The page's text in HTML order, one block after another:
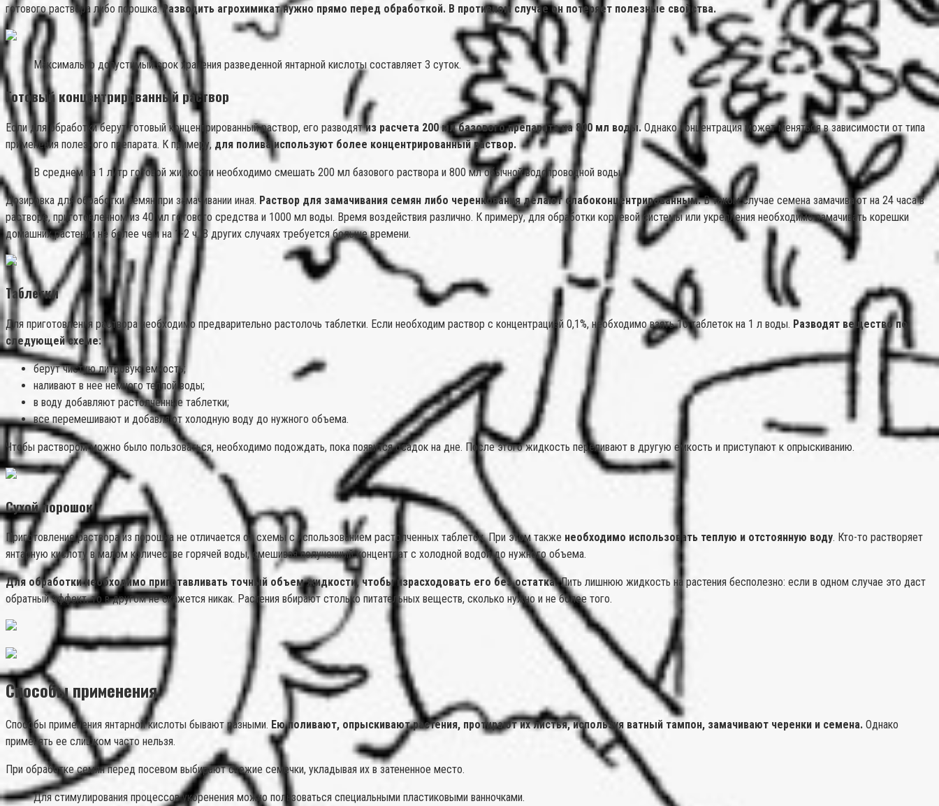
готового раствора либо порошка.Разводить агрохимикат нужно прямо перед обработкой. В противном случае он потеряет полезные свойства.
Максимально допустимый срок хранения разведенной янтарной кислоты составляет 3 суток.
Готовый концентрированный раствор
Если для обработки берут готовый концентрированный раствор, его разводятиз расчета 200 мл базового препарата на 800 мл воды. Однако концентрация может меняться в зависимости от типа
применения полезного препарата. К примеру, для полива используют более концентрированный раствор.
В среднем на 1 литр готовой жидкости необходимо смешать 200 мл базового раствора и 800 мл обычной водопроводной воды.
Дозировка для обработки семян при замачивании иная. Раствор для замачивания семян либо черенкования делают слабоконцентрированным.В таком случае семена замачивают на 24 часа в
растворе, приготовленном из 40 мл готового средства и 1000 мл воды. Время воздействия различно. К примеру, для обработки корневой системы или укрепления необходимо замачивать корешки
домашних растений не более чем на 1-2 ч. В других случаях требуется больше времени.
Таблетки
Для приготовления раствора необходимо предварительно растолочь таблетки. Если необходим раствор с концентрацией 0,1%, необходимо взять 10 таблеток на 1 л воды. Разводят вещество по
следующей схеме:
берут чистую литровую емкость;
наливают в нее немного теплой воды;
в воду добавляют растолченные таблетки;
все перемешивают и добавляют холодную воду до нужного объема.
Чтобы раствором можно было пользоваться, необходимо подождать, пока появится осадок на дне. После этого жидкость переливают в другую емкость и приступают к опрыскиванию.
Сухой порошок
Приготовление раствора из порошка не отличается от схемы с использованием растолченных таблеток. При этом также необходимо использовать теплую и отстоянную воду. Кто-то растворяет
янтарную кислоту в малом количестве горячей воды, смешивая полученный концентрат с холодной водой до нужного объема.
Для обработки необходимо приготавливать точный объем жидкости, чтобы израсходовать его без остатка.Лить лишнюю жидкость на растения бесполезно: если в одном случае это даст
обратный эффект, то в другом не скажется никак. Растения вбирают столько питательных веществ, сколько нужно и не более того.
Способы применения
Способы применения янтарной кислоты бывают разными. Ею поливают, опрыскивают растения, протирают их листья, используя ватный тампон, замачивают черенки и семена. Однако
применять ее слишком часто нельзя.
При обработке семян перед посевом выбирают свежие семечки, укладывая их в затененное место.
Для стимулирования процессов укоренения можно пользоваться специальными пластиковыми ванночками.